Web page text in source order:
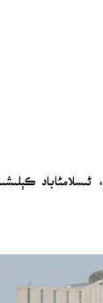
ئىسلامئاباد